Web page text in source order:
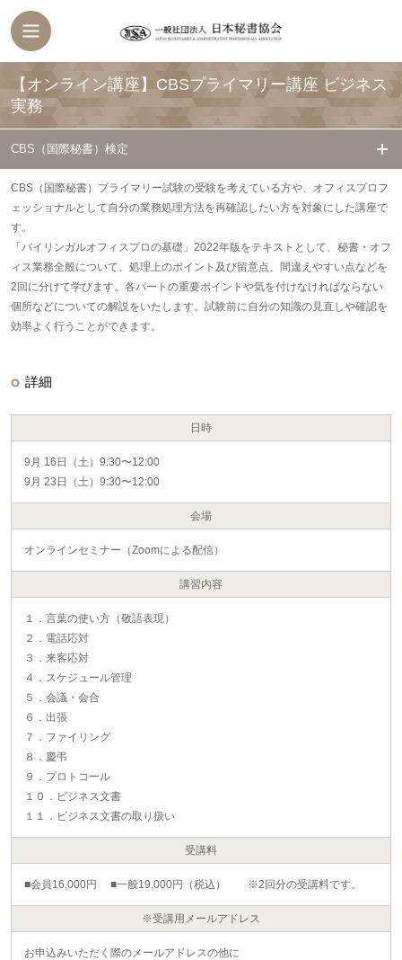
【オンライン講座】CBSプライマリー講座 ビジネス
実務
CBS（国際秘書）検定
CBS（国際秘書）プライマリー試験の受験を考えている方や、オフィスプロフ
ェッショナルとして自分の業務処理方法を再確認したい方を対象にした講座で
す。
「バイリンガルオフィスプロの基礎」2022年版をテキストとして、秘書・オフ
ィス業務全般について、処理上のポイント及び留意点、間違えやすい点などを
2回に分けて学びます。各パートの重要ポイントや気を付けなければならない
個所などについての解説をいたします。試験前に自分の知識の見直しや確認を
効率よく行うことができます。
詳細
日時
9月 16日（土）9:30〜12:00
9月 23日（土）9:30〜12:00
会場
オンラインセミナー（Zoomによる配信）
講習内容
１．言葉の使い方（敬語表現）
２．電話応対
３．来客応対
４．スケジュール管理
５．会議・会合
６．出張
７．ファイリング
８．慶弔
９．プロトコール
１０．ビジネス文書
１１．ビジネス文書の取り扱い
受講料
■会員16,000円 ■一般19,000円（税込） ※2回分の受講料です。
※受講用メールアドレス
お申込みいただく際のメールアドレスの他に